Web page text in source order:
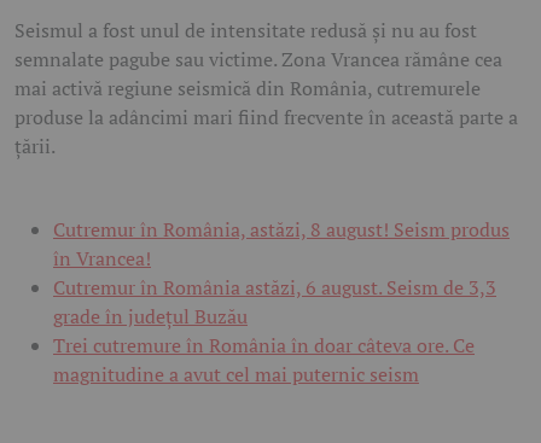
Seismul a fost unul de intensitate redusă și nu au fost
semnalate pagube sau victime. Zona Vrancea rămâne cea
mai activă regiune seismică din România, cutremurele
produse la adâncimi mari fiind frecvente în această parte a
țării.
Cutremur în România, astăzi, 8 august! Seism produs
în Vrancea!
Cutremur în România astăzi, 6 august. Seism de 3,3
grade în județul Buzău
Trei cutremure în România în doar câteva ore. Ce
magnitudine a avut cel mai puternic seism